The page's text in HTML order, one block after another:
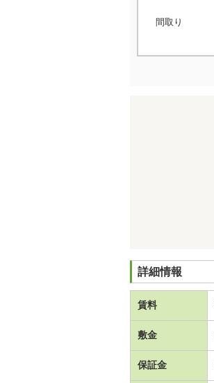
間取り
詳細情報
賃料
敷金
保証金